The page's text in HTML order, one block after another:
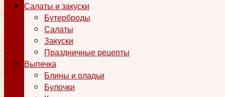
Салаты и закуски
Бутерброды
Салаты
Закуски
Праздничные рецепты
Выпечка
Блины и оладьи
Булочки